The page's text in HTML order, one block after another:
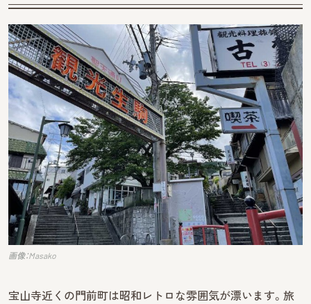
画像：Masako
宝山寺近くの門前町は昭和レトロな雰囲気が漂います。旅